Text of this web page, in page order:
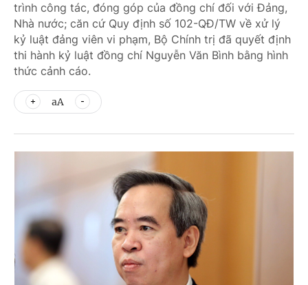
trình công tác, đóng góp của đồng chí đối với Đảng,
Nhà nước; căn cứ Quy định số 102-QĐ/TW về xử lý
kỷ luật đảng viên vi phạm, Bộ Chính trị đã quyết định
thi hành kỷ luật đồng chí Nguyễn Văn Bình bằng hình
thức cảnh cáo.
aA